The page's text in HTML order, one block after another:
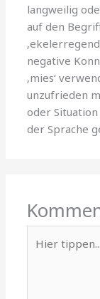
langweilig
auf den
negative
‚mies‘
unzufrieden
oder
der Sprache
tippen...